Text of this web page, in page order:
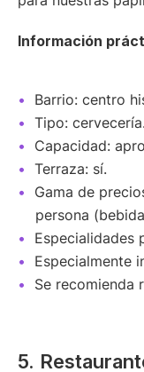
Información
Barrio: centro
Tipo: cervecería.
Capacidad:
Terraza: sí.
Gama de
persona
Especialidades
Especialmente
Se recomienda
5.